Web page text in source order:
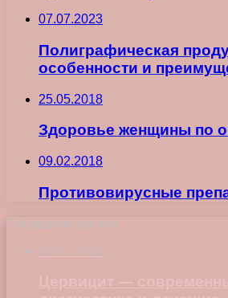
07.07.2023
Полиграфическая
особенности и
25.05.2018
Здоровье женщины по
09.02.2018
Противовирусные
Последние записи